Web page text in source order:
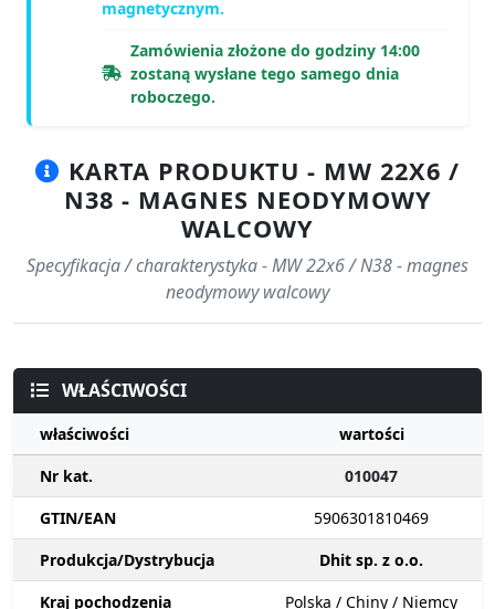
magnetycznym.
Zamówienia złożone do godziny 14:00
zostaną wysłane tego samego dnia
roboczego.
KARTA PRODUKTU - MW 22X6 /
N38 - MAGNES NEODYMOWY
WALCOWY
Specyfikacja / charakterystyka - MW 22x6 / N38 - magnes
neodymowy walcowy
WŁAŚCIWOŚCI
właściwości
wartości
Nr kat.
010047
GTIN/EAN
5906301810469
Produkcja/Dystrybucja
Dhit sp. z o.o.
Kraj pochodzenia
Polska / Chiny / Niemcy